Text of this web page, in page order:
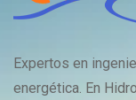
Expertos en
energética. En